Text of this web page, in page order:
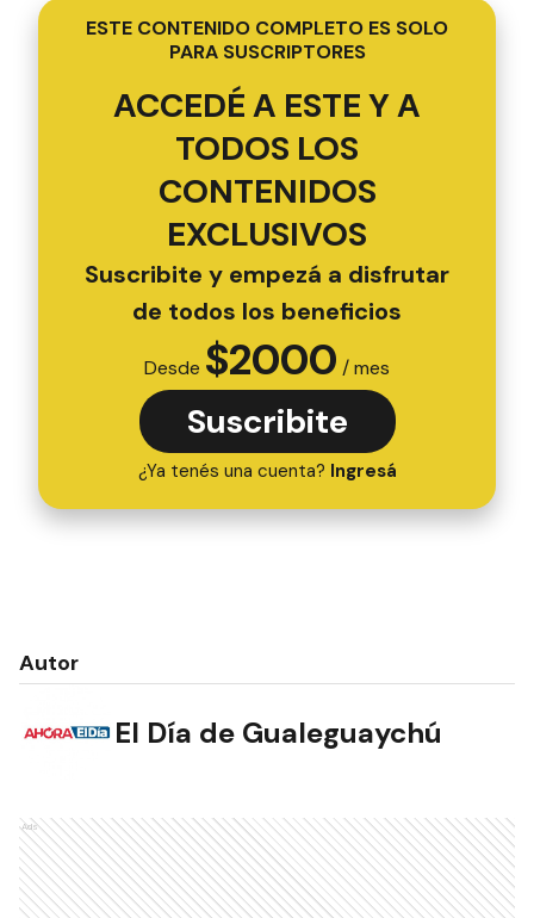
ESTE CONTENIDO COMPLETO ES SOLO
PARA SUSCRIPTORES
ACCEDÉ A ESTE Y A
TODOS LOS
CONTENIDOS
EXCLUSIVOS
Suscribite y empezá a disfrutar
de todos los beneficios
Desde $2000 / mes
Suscribite
¿Ya tenés una cuenta? Ingresá
Autor
El Día de Gualeguaychú
Ads